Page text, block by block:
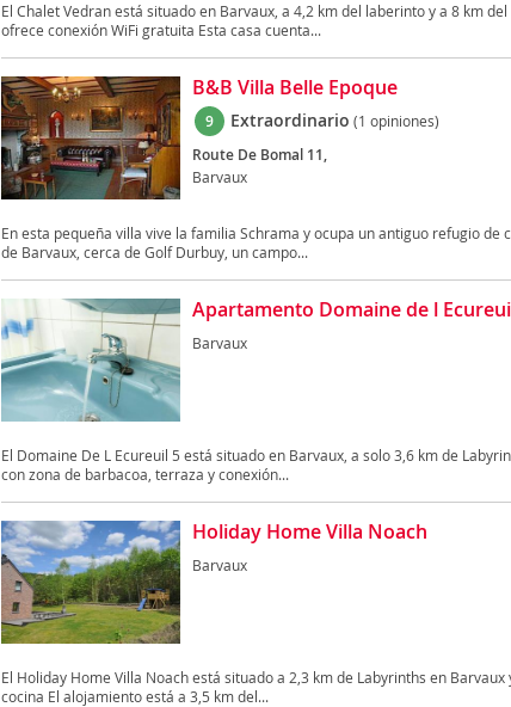
El Chalet Vedran está situado en Barvaux, a 4,2 km del laberinto y a 8 km
ofrece conexión WiFi gratuita Esta casa cuenta...
B&B Villa Belle Epoque
9 Extraordinario (1 opiniones)
Route De Bomal 11,
Barvaux
En esta pequeña villa vive la familia Schrama y ocupa un antiguo refugio de
de Barvaux, cerca de Golf Durbuy, un campo...
Apartamento Domaine de l
Barvaux
El Domaine De L Ecureuil 5 está situado en Barvaux, a solo 3,6 km de
con zona de barbacoa, terraza y conexión...
Holiday Home Villa Noach
Barvaux
El Holiday Home Villa Noach está situado a 2,3 km de Labyrinths en
cocina El alojamiento está a 3,5 km del...